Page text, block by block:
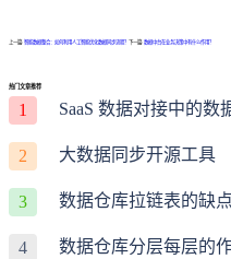
上一篇: 智能数据整合：如何利用人工智能优化数据同步流程？ 下一篇: 数据中台在业务决策中有什么作用？
热门文章推荐
1 SaaS 数据对接中的数
2 大数据同步开源工具
3 数据仓库拉链表的缺点
4 数据仓库分层每层的